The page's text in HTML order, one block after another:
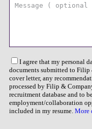
I agree that my personal
documents submitted to Filip
cover letter, any
processed by Filip &
recruitment database and to
employment/collaboration
included in my resume. More